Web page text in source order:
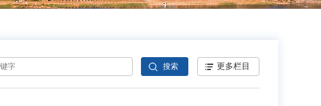
更多栏目